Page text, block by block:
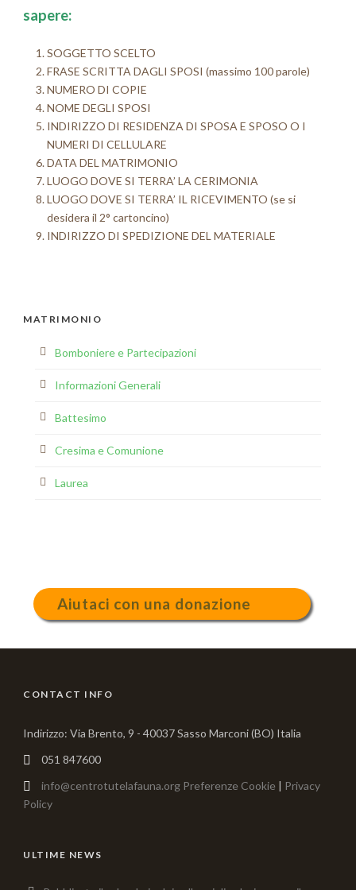
sapere:
SOGGETTO SCELTO
FRASE SCRITTA DAGLI SPOSI (massimo 100 parole)
NUMERO DI COPIE
NOME DEGLI SPOSI
INDIRIZZO DI RESIDENZA DI SPOSA E SPOSO O I
NUMERI DI CELLULARE
DATA DEL MATRIMONIO
LUOGO DOVE SI TERRA’ LA CERIMONIA
LUOGO DOVE SI TERRA’ IL RICEVIMENTO (se si
desidera il 2° cartoncino)
INDIRIZZO DI SPEDIZIONE DEL MATERIALE
MATRIMONIO
Bomboniere e Partecipazioni
Informazioni Generali
Battesimo
Cresima e Comunione
Laurea
Aiutaci con una donazione
CONTACT INFO
Indirizzo: Via Brento, 9 - 40037 Sasso Marconi (BO) Italia
051 847600
info@centrotutelafauna.org Preferenze Cookie | Privacy
Policy
ULTIME NEWS